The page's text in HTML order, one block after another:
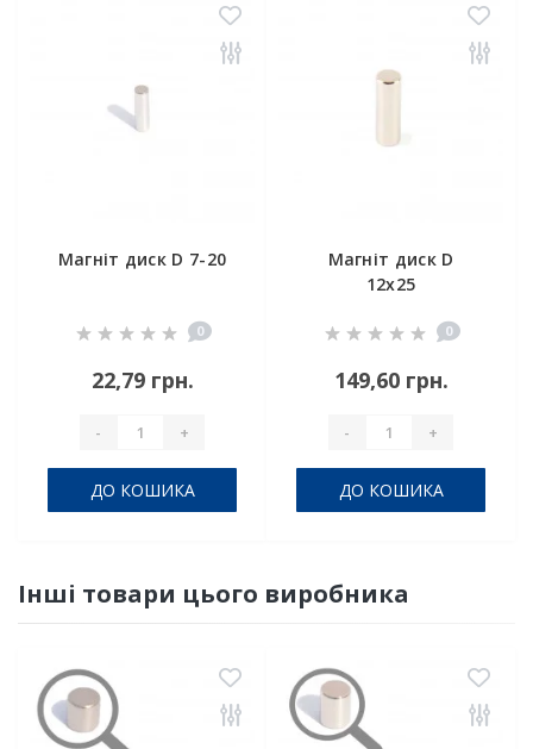
Магніт диск D 7-20
0
22,79 грн.
- +
ДО КОШИКА
Магніт диск D
12x25
0
149,60 грн.
- +
ДО КОШИКА
Інші товари цього виробника